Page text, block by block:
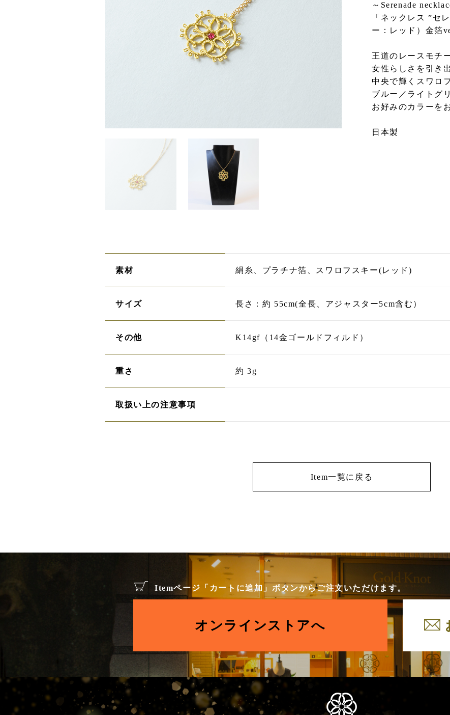
～Serenade
「ネックレス ”セ
ー：レッド）金箔
王道のレースモチ
女性らしさを引き
中央で輝くスワロ
ブルー／ライトグ
お好みのカラーを
日本製
素材 絹糸、プラチナ箔、スワロフスキー(レッド)
サイズ 長さ：約 55cm(全長、アジャスター5cm含む）
その他 K14gf（14金ゴールドフィルド）
重さ 約 3g
取扱い上の注意事項
Item一覧に戻る
Itemページ「カートに追加」ボタンからご注文いただけます。
オンラインストアへ